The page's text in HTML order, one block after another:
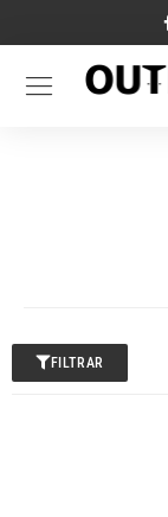
FILTRAR